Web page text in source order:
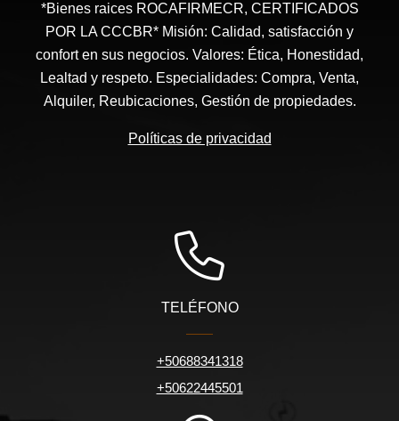
*Bienes raices ROCAFIRMECR, CERTIFICADOS
POR LA CCCBR* Misión: Calidad, satisfacción y
confort en sus negocios. Valores: Ética, Honestidad,
Lealtad y respeto. Especialidades: Compra, Venta,
Alquiler, Reubicaciones, Gestión de propiedades.
Políticas de privacidad
TELÉFONO
+50688341318
+50622445501